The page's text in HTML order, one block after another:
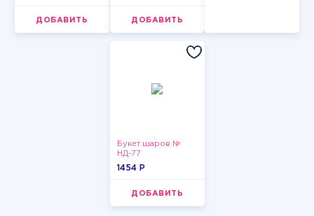
ДОБАВИТЬ ДОБАВИТЬ
Букет шаров №
НД-77
1454 P
ДОБАВИТЬ